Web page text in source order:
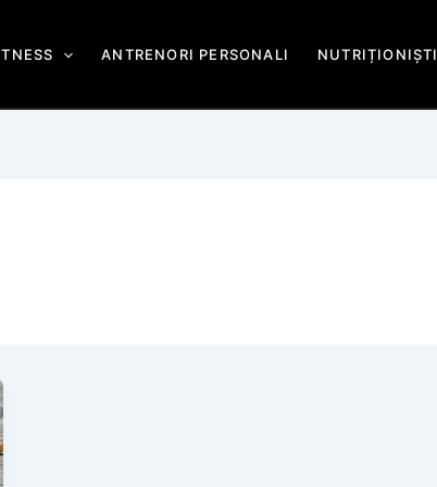
ANTRENORI PERSONALI NUTRIȚIONIȘTI